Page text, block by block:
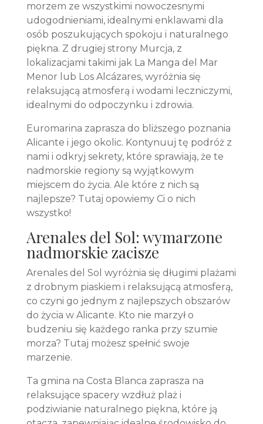
morzem ze wszystkimi nowoczesnymi
udogodnieniami, idealnymi enklawami dla
osób poszukujących spokoju i naturalnego
piękna. Z drugiej strony Murcja, z
lokalizacjami takimi jak La Manga del Mar
Menor lub Los Alcázares, wyróżnia się
relaksującą atmosferą i wodami leczniczymi,
idealnymi do odpoczynku i zdrowia.
Euromarina zaprasza do bliższego poznania
Alicante i jego okolic. Kontynuuj tę podróż z
nami i odkryj sekrety, które sprawiają, że te
nadmorskie regiony są wyjątkowym
miejscem do życia. Ale które z nich są
najlepsze? Tutaj opowiemy Ci o nich
wszystko!
Arenales del Sol: wymarzone
nadmorskie zacisze
Arenales del Sol wyróżnia się długimi plażami
z drobnym piaskiem i relaksującą atmosferą,
co czyni go jednym z najlepszych obszarów
do życia w Alicante. Kto nie marzył o
budzeniu się każdego ranka przy szumie
morza? Tutaj możesz spełnić swoje
marzenie.
Ta gmina na Costa Blanca zaprasza na
relaksujące spacery wzdłuż plaż i
podziwianie naturalnego piękna, które ją